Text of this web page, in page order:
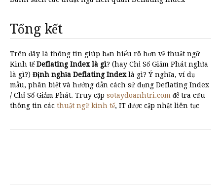
Tổng kết
Trên đây là thông tin giúp bạn hiểu rõ hơn về thuật ngữ
Kinh tếDeflating Index là gì? (hay Chỉ Số Giảm Phát nghĩa
là gì?) Định nghĩa Deflating Indexlà gì? Ý nghĩa, ví dụ
mẫu, phân biệt và hướng dẫn cách sử dụng Deflating Index
/ Chỉ Số Giảm Phát. Truy cập sotaydoanhtri.com để tra cứu
thông tin các thuật ngữ kinh tế, IT được cập nhật liên tục